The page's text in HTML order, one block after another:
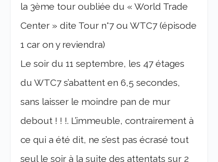
la 3ème tour oubliée du « World Trade
Center » dite Tour n°7 ou WTC7 (épisode
1 car on y reviendra)
Le soir du 11 septembre, les 47 étages
du WTC7 s’abattent en 6,5 secondes,
sans laisser le moindre pan de mur
debout ! ! !. L’immeuble, contrairement à
ce qui a été dit, ne s’est pas écrasé tout
seul le soir à la suite des attentats sur 2